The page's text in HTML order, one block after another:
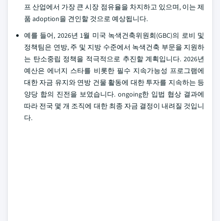
프 산업에서 가장 큰 시장 점유율을 차지하고 있으며, 이는 제
품 adoption을 견인할 것으로 예상됩니다.
예를 들어, 2026년 1월 미국 녹색건축위원회(GBC)의 로비 및
정책팀은 연방, 주 및 지방 수준에서 녹색건축 부문을 지원하
는 탄소중립 정책을 적극적으로 추진할 계획입니다. 2026년
예산은 에너지 스타를 비롯한 필수 지속가능성 프로그램에
대한 자금 유지와 연방 건물 활동에 대한 투자를 지속하는 등
양당 합의 진전을 보였습니다. ongoing한 입법 협상 결과에
따라 전국 몇 개 조직에 대한 최종 자금 결정이 내려질 것입니
다.